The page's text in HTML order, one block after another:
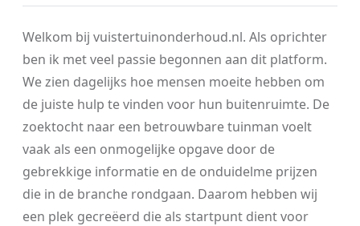
Welkom bij vuistertuinonderhoud.nl. Als oprichter
ben ik met veel passie begonnen aan dit platform.
We zien dagelijks hoe mensen moeite hebben om
de juiste hulp te vinden voor hun buitenruimte. De
zoektocht naar een betrouwbare tuinman voelt
vaak als een onmogelijke opgave door de
gebrekkige informatie en de onduidelme prijzen
die in de branche rondgaan. Daarom hebben wij
een plek gecreëerd die als startpunt dient voor